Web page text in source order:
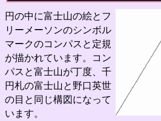
円の中に富士山の絵とフ
リーメーソンのシンボル
マークのコンパスと定規
が描かれています。コン
パスと富士山が丁度、千
円札の富士山と野口英世
の目と同じ構図になって
います。